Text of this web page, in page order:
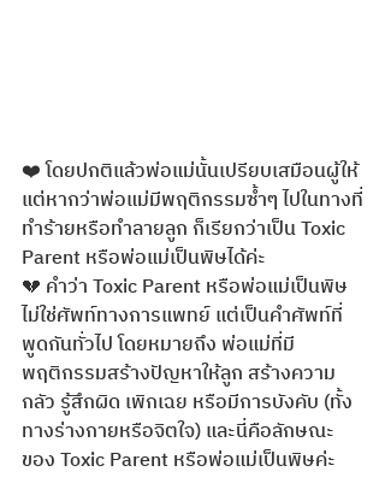
❤️ โดยปกติแล้วพ่อแม่นั้นเปรียบเสมือนผู้ให้
แต่หากว่าพ่อแม่มีพฤติกรรมซ้ำๆ ไปในทางที่
ทำร้ายหรือทำลายลูก ก็เรียกว่าเป็น Toxic
Parent หรือพ่อแม่เป็นพิษได้ค่ะ
💔 คำว่า Toxic Parent หรือพ่อแม่เป็นพิษ
ไม่ใช่ศัพท์ทางการแพทย์ แต่เป็นคำศัพท์ที่
พูดกันทั่วไป โดยหมายถึง พ่อแม่ที่มี
พฤติกรรมสร้างปัญหาให้ลูก สร้างความ
กลัว รู้สึกผิด เพิกเฉย หรือมีการบังคับ (ทั้ง
ทางร่างกายหรือจิตใจ) และนี่คือลักษณะ
ของ Toxic Parent หรือพ่อแม่เป็นพิษค่ะ